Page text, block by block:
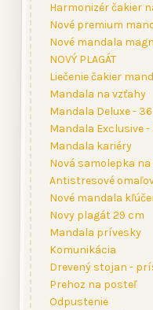
Harmonizér čakier
Nové premium
Nové mandala
NOVÝ PLAGÁT
Liečenie čakier
Mandala na vzťahy
Mandala Deluxe -
Mandala Exclusive
Mandala kariéry
Nová samolepka na
Antistresové
Nové mandala
Novy plagát 29 cm
Mandala prívesky
Komunikácia
Drevený stojan -
Prehoz na posteľ
Odpustenie